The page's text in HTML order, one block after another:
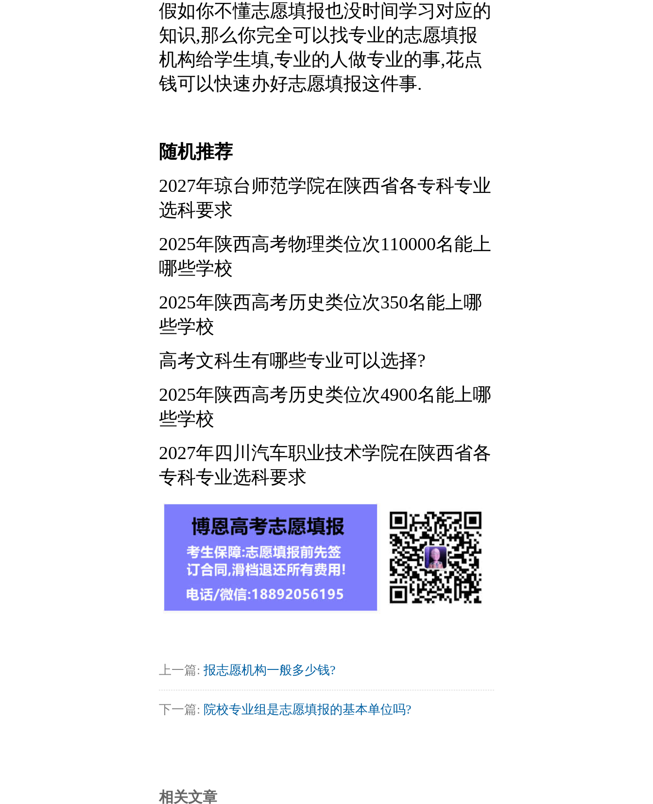
假如你不懂志愿填报也没时间学习对应的
知识,那么你完全可以找专业的志愿填报
机构给学生填,专业的人做专业的事,花点
钱可以快速办好志愿填报这件事.
随机推荐
2027年琼台师范学院在陕西省各专科专业
选科要求
2025年陕西高考物理类位次110000名能上
哪些学校
2025年陕西高考历史类位次350名能上哪
些学校
高考文科生有哪些专业可以选择?
2025年陕西高考历史类位次4900名能上哪
些学校
2027年四川汽车职业技术学院在陕西省各
专科专业选科要求
上一篇: 报志愿机构一般多少钱?
下一篇: 院校专业组是志愿填报的基本单位吗?
相关文章